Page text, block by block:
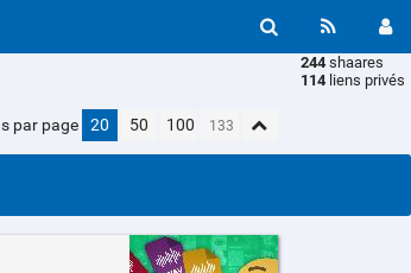
244shaares
114liens privés
par page 20 50 100